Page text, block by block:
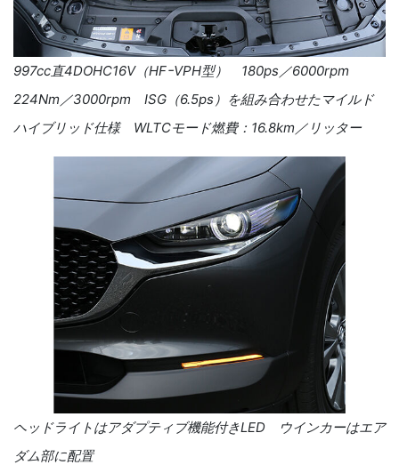
997cc直4DOHC16V（HFｰVPH型） 180ps／6000rpm
224Nm／3000rpm ISG（6.5ps）を組み合わせたマイルド
ハイブリッド仕様 WLTCモード燃費：16.8km／リッター
ヘッドライトはアダプティブ機能付きLED ウインカーはエア
ダム部に配置